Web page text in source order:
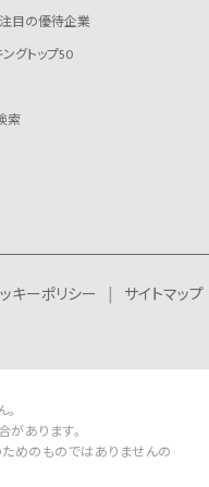
目の優待企業
グトップ50
索
キーポリシー
サイトマップ
があります。
めのものではありませんの